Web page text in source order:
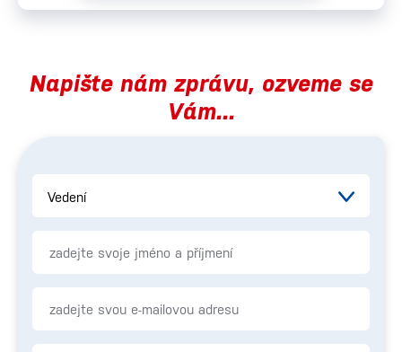
Napište nám zprávu, ozveme se
Vám...
Vedení